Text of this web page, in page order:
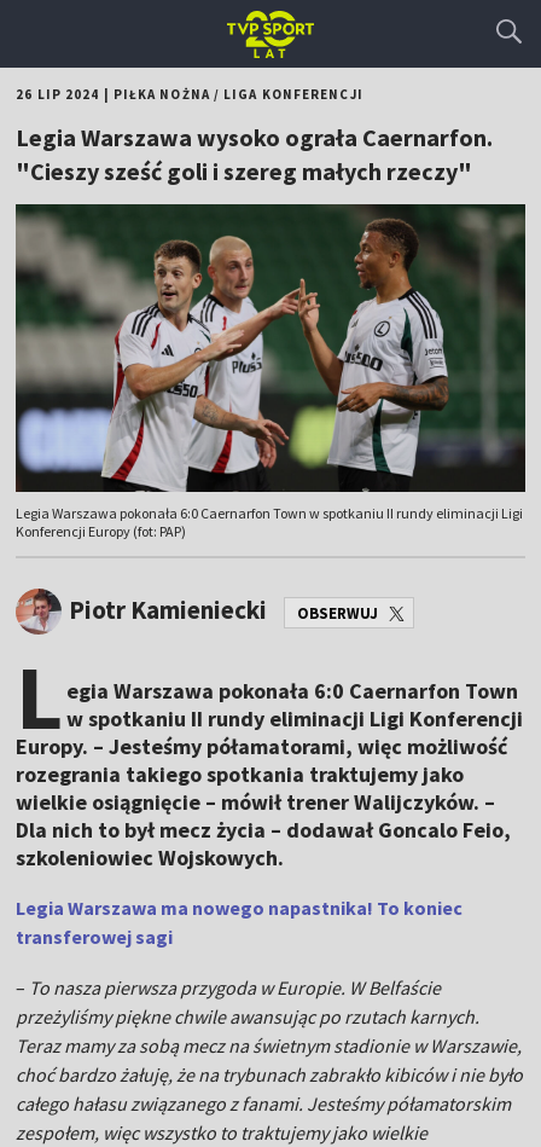
26 LIP 2024 PIŁKA NOŻNA/ LIGA KONFERENCJI
Legia Warszawa wysoko ograła Caernarfon.
"Cieszy sześć goli i szereg małych rzeczy"
Legia Warszawa pokonała 6:0 Caernarfon Town w spotkaniu II rundy eliminacji Ligi
Konferencji Europy (fot: PAP)
Piotr Kamieniecki OBSERWUJ
L egia Warszawa pokonała 6:0 Caernarfon Town
w spotkaniu II rundy eliminacji Ligi Konferencji
Europy. – Jesteśmy półamatorami, więc możliwość
rozegrania takiego spotkania traktujemy jako
wielkie osiągnięcie – mówił trener Walijczyków. –
Dla nich to był mecz życia – dodawał Goncalo Feio,
szkoleniowiec Wojskowych.
Legia Warszawa ma nowego napastnika! To koniec
transferowej sagi
– To nasza pierwsza przygoda w Europie. W Belfaście
przeżyliśmy piękne chwile awansując po rzutach karnych.
Teraz mamy za sobą mecz na świetnym stadionie w Warszawie,
choć bardzo żałuję, że na trybunach zabrakło kibiców i nie było
całego hałasu związanego z fanami. Jesteśmy półamatorskim
zespołem, więc wszystko to traktujemy jako wielkie